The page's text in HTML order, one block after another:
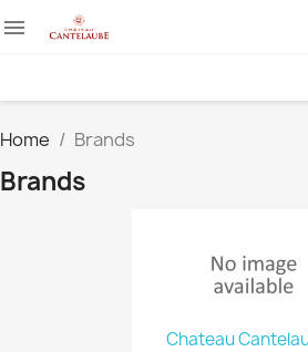

Home Brands
Brands
Chateau